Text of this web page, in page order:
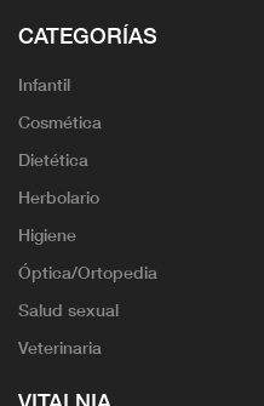
CATEGORÍAS
Infantil
Cosmética
Dietética
Herbolario
Higiene
Óptica/Ortopedia
Salud sexual
Veterinaria
VITALNIA